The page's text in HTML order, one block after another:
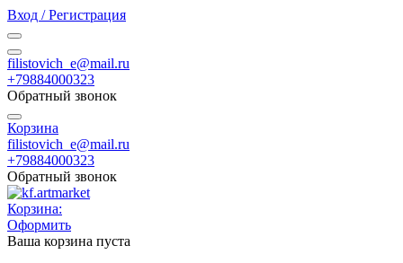
Вход / Регистрация
filistovich_e@mail.ru
+79884000323
Обратный звонок
Корзина
filistovich_e@mail.ru
+79884000323
Обратный звонок
Корзина:
Оформить
Ваша корзина пуста